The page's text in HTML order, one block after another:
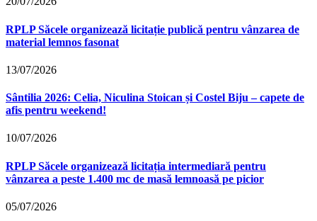
RPLP Săcele organizează licitație publică pentru vânzarea de
material lemnos fasonat
13/07/2026
Sântilia 2026: Celia, Niculina Stoican și Costel Biju – capete de
afis pentru weekend!
10/07/2026
RPLP Săcele organizează licitația intermediară pentru
vânzarea a peste 1.400 mc de masă lemnoasă pe picior
05/07/2026